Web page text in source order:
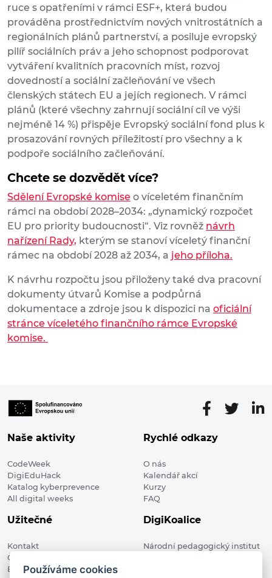
ruce s opatřeními v rámci ESF+, která budou
prováděna prostřednictvím nových vnitrostátních a
regionálních plánů partnerství, a posiluje evropský
pilíř sociálních práv a jeho schopnost podporovat
vytváření kvalitních pracovních míst, rozvoj
dovedností a sociální začleňování ve všech
členských státech EU a jejích regionech. V rámci
plánů (které všechny zahrnují sociální cíl ve výši
nejméně 14 %) přispěje Evropský sociální fond plus k
prosazování rovných příležitostí pro všechny a k
podpoře sociálního začleňování.
Chcete se dozvědět více?
Sdělení Evropské komise o víceletém finančním
rámci na období 2028–2034: „dynamický rozpočet
EU pro priority budoucnosti“. Viz rovněž návrh
nařízení Rady, kterým se stanoví víceletý finanční
rámec na období 2028 až 2034, a jeho příloha.
K návrhu rozpočtu jsou přiloženy také dva pracovní
dokumenty útvarů Komise a podpůrná
dokumentace a zdroje jsou k dispozici na oficiální
stránce víceletého finančního rámce Evropské
komise.
Naše aktivity
CodeWeek
DigiEduHack
Katalog kyberprevence
All digital weeks
Rychlé odkazy
O nás
Kalendář akcí
Kurzy
FAQ
Užitečné
Kontakt
Členské organizace
Blog
DigiKoalice
Národní pedagogický institut
Používáme cookies